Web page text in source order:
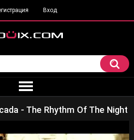
Вход
- The Rhythm Of The Night